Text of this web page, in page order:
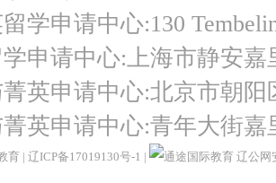
学申请中心:130
申请中心:上海市静安嘉
英申请中心:北京市朝
英申请中心:青年大街
育 | 辽ICP备17019130号-1 | 辽公网